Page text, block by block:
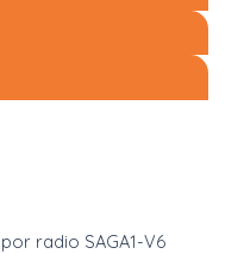
radio SAGA1-V6